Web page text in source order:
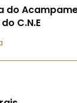
do
C.N.E